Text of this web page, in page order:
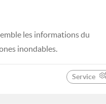
les informations du
inondables.
Service